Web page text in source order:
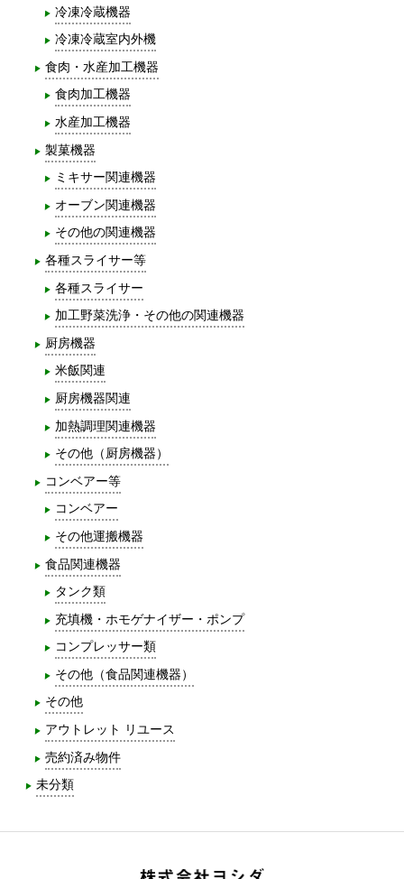
冷凍冷蔵機器
冷凍冷蔵室内外機
食肉・水産加工機器
食肉加工機器
水産加工機器
製菓機器
ミキサー関連機器
オーブン関連機器
その他の関連機器
各種スライサー等
各種スライサー
加工野菜洗浄・その他の関連機器
厨房機器
米飯関連
厨房機器関連
加熱調理関連機器
その他（厨房機器）
コンベアー等
コンベアー
その他運搬機器
食品関連機器
タンク類
充填機・ホモゲナイザー・ポンプ
コンプレッサー類
その他（食品関連機器）
その他
アウトレット リユース
売約済み物件
未分類